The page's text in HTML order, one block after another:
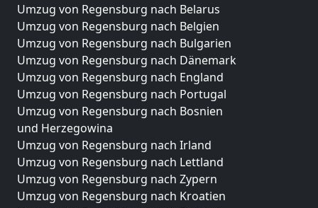
Umzug von Regensburg nach Belarus
Umzug von Regensburg nach Belgien
Umzug von Regensburg nach Bulgarien
Umzug von Regensburg nach Dänemark
Umzug von Regensburg nach England
Umzug von Regensburg nach Portugal
Umzug von Regensburg nach Bosnien
und Herzegowina
Umzug von Regensburg nach Irland
Umzug von Regensburg nach Lettland
Umzug von Regensburg nach Zypern
Umzug von Regensburg nach Kroatien